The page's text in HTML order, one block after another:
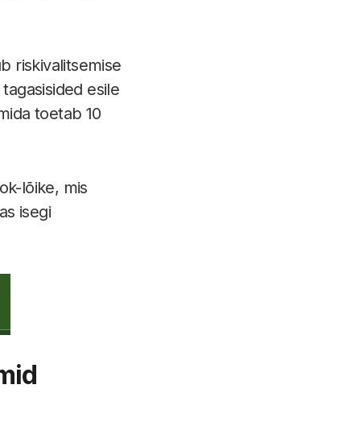
riskivalitsemise
esile
toetab 10
lõike, mis
isegi